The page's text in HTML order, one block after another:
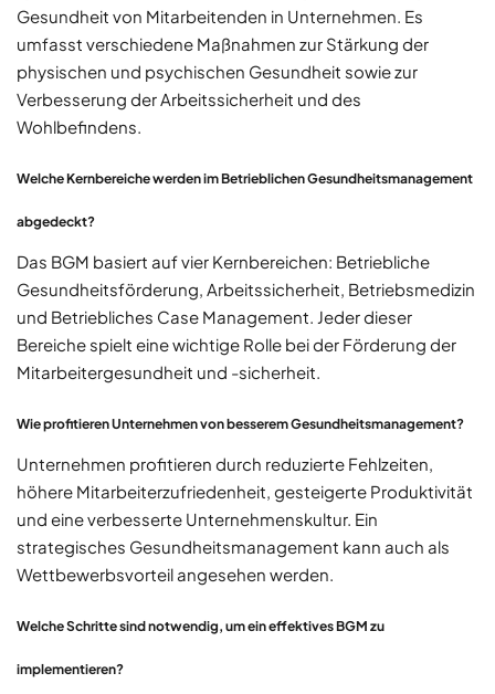
Gesundheit von Mitarbeitenden in Unternehmen. Es
umfasst verschiedene Maßnahmen zur Stärkung der
physischen und psychischen Gesundheit sowie zur
Verbesserung der Arbeitssicherheit und des
Wohlbefindens.
Welche Kernbereiche werden im Betrieblichen Gesundheitsmanagement
abgedeckt?
Das BGM basiert auf vier Kernbereichen: Betriebliche
Gesundheitsförderung, Arbeitssicherheit, Betriebsmedizin
und Betriebliches Case Management. Jeder dieser
Bereiche spielt eine wichtige Rolle bei der Förderung der
Mitarbeitergesundheit und -sicherheit.
Wie profitieren Unternehmen von besserem Gesundheitsmanagement?
Unternehmen profitieren durch reduzierte Fehlzeiten,
höhere Mitarbeiterzufriedenheit, gesteigerte Produktivität
und eine verbesserte Unternehmenskultur. Ein
strategisches Gesundheitsmanagement kann auch als
Wettbewerbsvorteil angesehen werden.
Welche Schritte sind notwendig, um ein effektives BGM zu
implementieren?